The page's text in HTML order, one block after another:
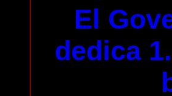
El
dedica